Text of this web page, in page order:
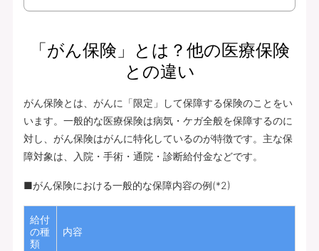
「がん保険」とは？他の医療保険
との違い
がん保険とは、がんに「限定」して保障する保険のことをい
います。一般的な医療保険は病気・ケガ全般を保障するのに
対し、がん保険はがんに特化しているのが特徴です。主な保
障対象は、入院・手術・通院・診断給付金などです。
■がん保険における一般的な保障内容の例(*2)
給付
の種
類
内容